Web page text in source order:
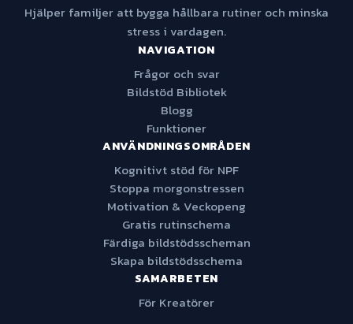
Hjälper familjer att bygga hållbara rutiner och minska
stress i vardagen.
NAVIGATION
Frågor och svar
Bildstöd Bibliotek
Blogg
Funktioner
ANVÄNDNINGSOMRÅDEN
Kognitivt stöd för NPF
Stoppa morgonstressen
Motivation & Veckopeng
Gratis rutinschema
Färdiga bildstödsscheman
Skapa bildstödsschema
SAMARBETEN
För Kreatörer